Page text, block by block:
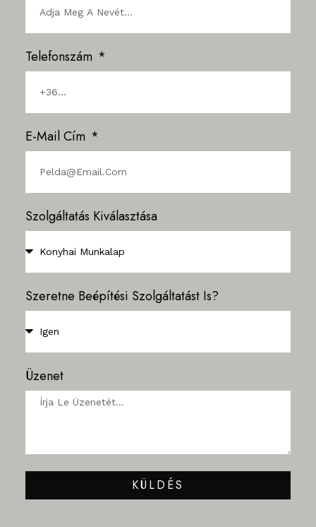
Telefonszám
E-Mail Cím
Szolgáltatás Kiválasztása
Szeretne Beépítési Szolgáltatást Is?
Üzenet
KÜLDÉS